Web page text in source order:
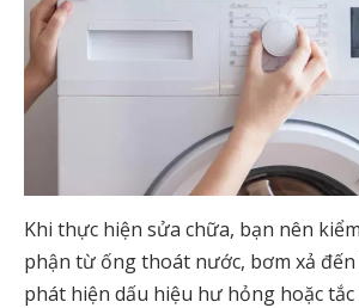
Khi thực hiện sửa chữa, bạn nên
phận từ ống thoát nước, bơm xả
phát hiện dấu hiệu hư hỏng hoặc